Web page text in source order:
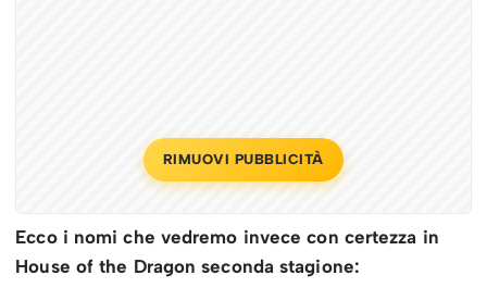
RIMUOVI PUBBLICITÀ
Ecco i nomi che vedremo invece con certezza in
House of the Dragon seconda stagione: